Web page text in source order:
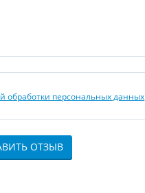
обработки персональных данных
ОТЗЫВ